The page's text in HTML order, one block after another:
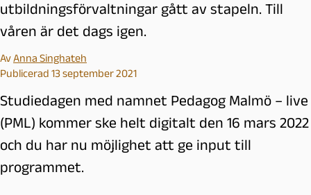
utbildningsförvaltningar gått av stapeln. Till
våren är det dags igen.
AvAnna Singhateh
Publicerad 13 september 2021
Studiedagen med namnet Pedagog Malmö – live
(PML) kommer ske helt digitalt den 16 mars 2022
och du har nu möjlighet att ge input till
programmet.